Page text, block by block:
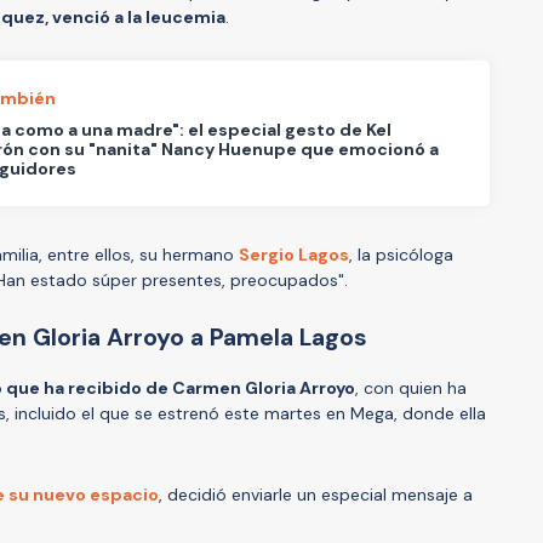
venció a la leucemia.
como a una madre": el especial gesto de Kel
con su "nanita" Nancy Huenupe que emocionó a
entre ellos, su hermano Sergio Lagos, la psicóloga
estado súper presentes, preocupados".
Gloria Arroyo a Pamela Lagos
que ha recibido de Carmen Gloria Arroyo, con quien ha
incluido el que se estrenó este martes en Mega, donde ella
su nuevo espacio, decidió enviarle un especial mensaje a